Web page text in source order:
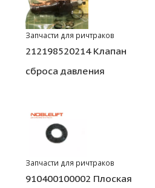
Запчасти для ричтраков
212198520214 Клапан
сброса давления
Запчасти для ричтраков
910400100002 Плоская